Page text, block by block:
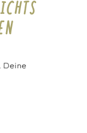
Deine